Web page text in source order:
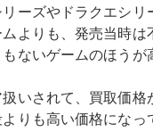
ダンクドリー
ム
買取価格
35,000
ーズやドラクエシリ
よりも、発売当時は
ないゲームのほうが
いされて、買取価格
りも高い価格になっ